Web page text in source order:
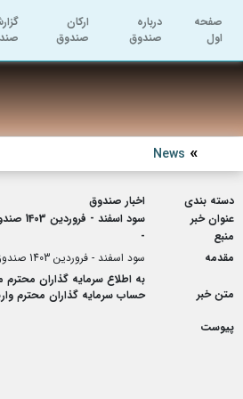
صفحه
اول
درباره
صندوق
ارکان
صندوق
News
دسته بندی
اخبار صندوق
عنوان خبر
سود اسفند - فروردین 1403 صندوق سرمایه گذاری امین انصار امروز واریز می گردد.
منبع
-
مقدمه
سود اسفند - فروردین 1403 صندوق سرمایه گذاری امین انصار امروز واریز می گردد.
متن خبر
حساب سرمایه گذاران محترم واریز
پیوست